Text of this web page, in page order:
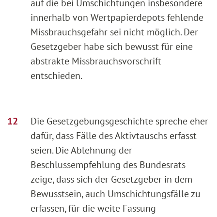
auf die bei Umschichtungen insbesondere
innerhalb von Wertpapierdepots fehlende
Missbrauchsgefahr sei nicht möglich. Der
Gesetzgeber habe sich bewusst für eine
abstrakte Missbrauchsvorschrift
entschieden.
Die Gesetzgebungsgeschichte spreche eher
dafür, dass Fälle des Aktivtauschs erfasst
seien. Die Ablehnung der
Beschlussempfehlung des Bundesrats
zeige, dass sich der Gesetzgeber in dem
Bewusstsein, auch Umschichtungsfälle zu
erfassen, für die weite Fassung